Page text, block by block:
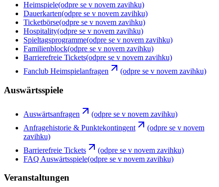
Heimspiele(odpre se v novem zavihku)
Dauerkarten(odpre se v novem zavihku)
Ticketbörse(odpre se v novem zavihku)
Hospitality(odpre se v novem zavihku)
Spieltagsprogramme(odpre se v novem zavihku)
Familienblock(odpre se v novem zavihku)
Barrierefreie Tickets(odpre se v novem zavihku)
Fanclub Heimspielanfragen
(odpre se v novem zavihku)
Auswärtsspiele
Auswärtsanfragen
(odpre se v novem zavihku)
Anfragehistorie & Punktekontingent
(odpre se v novem
zavihku)
Barrierefreie Tickets
(odpre se v novem zavihku)
FAQ Auswärtsspiele(odpre se v novem zavihku)
Veranstaltungen